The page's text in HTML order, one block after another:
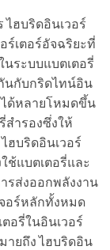
ไฮบริดอินเวอร์
ร์เตอร์อัจฉริยะที่
นระบบแบตเตอรี่
นกับกริดไทน์อิน
ได้หลายโหมดขึ้น
สำรองซึ่งให้
ฮบริดอินเวอร์
ช้แบตเตอรี่และ
รส่งออกพลังงาน
อร์หลักทั้งหมด
อรี่ในอินเวอร์
ายถึง ไฮบริดอิน